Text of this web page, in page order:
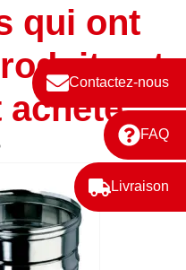
Contactez-nous
FAQ
Livraison
qui ont
ont
acheté :